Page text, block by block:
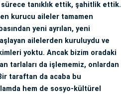
tanıklık ettik, şahitlik ettik.
kurucu aileler tamamen
yeni ayrılan, yeni
ailelerden kuruluydu ve
yoktu. Ancak bizim oradaki
tarlaları da işlememiz, onlardan
taraftan da acaba bu
hem de sosyo-kültürel